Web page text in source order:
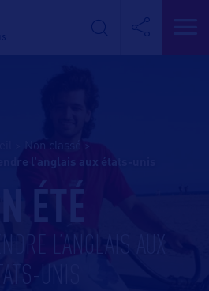
Non classé
l’anglais aux états-unis
UN ÉTÉ
L’ANGLAIS AUX
ÉTATS-UNIS